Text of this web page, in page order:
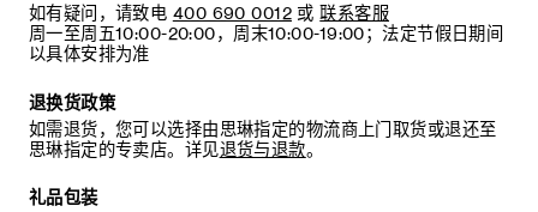
如有疑问，请致电 400 690 0012 或 联系客服
周一至周五10:00-20:00，周末10:00-19:00；法定节假日期间
以具体安排为准
退换货政策
如需退货，您可以选择由思琳指定的物流商上门取货或退还至
思琳指定的专卖店。详见退货与退款。
礼品包装